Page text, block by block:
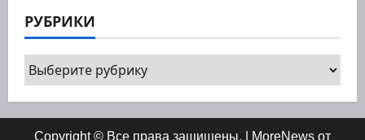
РУБРИКИ
Рубрики
Copyright © Все права защищены. MoreNews от